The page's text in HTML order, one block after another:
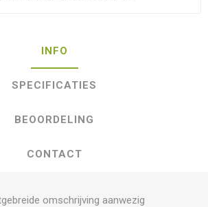
INFO
SPECIFICATIES
BEOORDELING
CONTACT
omschrijving aanwezig